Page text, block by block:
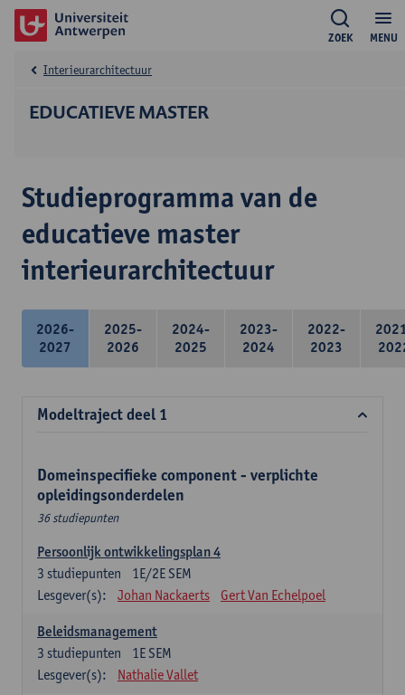
MENU
ZOEK
EDUCATIEVE MASTER
Interieurarchitectuur
Studieprogramma van de
educatieve master
interieurarchitectuur
2026-
2027
2025-
2026
2024-
2025
2023-
2024
2022-
2023
Modeltraject deel 1
Domeinspecifieke component - verplichte
opleidingsonderdelen
36 studiepunten
Persoonlijk ontwikkelingsplan 4
1E/2E SEM
3 studiepunten
Lesgever(s):
Johan Nackaerts Gert Van Echelpoel
Beleidsmanagement
1E SEM
3 studiepunten
Lesgever(s):
Nathalie Vallet